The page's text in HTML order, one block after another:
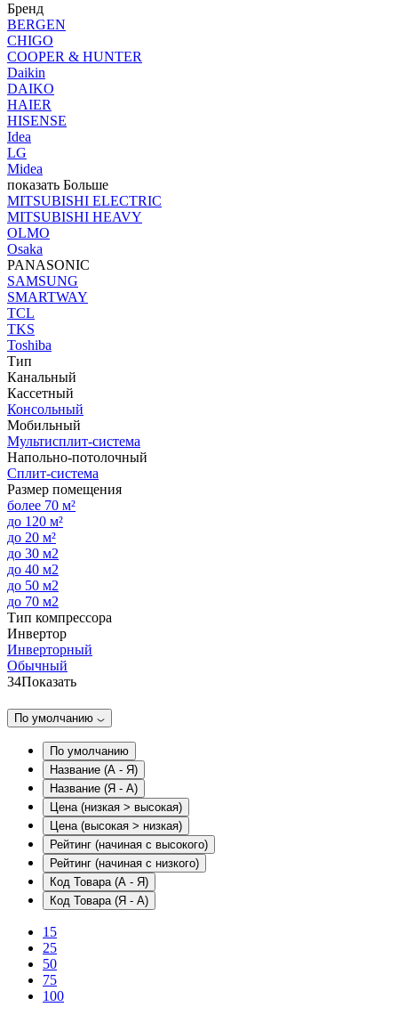
Бренд
BERGEN
CHIGO
COOPER & HUNTER
Daikin
DAIKO
HAIER
HISENSE
Idea
LG
Midea
показать Больше
MITSUBISHI ELECTRIC
MITSUBISHI HEAVY
OLMO
Osaka
PANASONIC
SAMSUNG
SMARTWAY
TCL
TKS
Toshiba
Тип
Канальный
Кассетный
Консольный
Мобильный
Мультисплит-система
Напольно-потолочный
Сплит-система
Размер помещения
более 70 м²
до 120 м²
до 20 м²
до 30 м2
до 40 м2
до 50 м2
до 70 м2
Тип компрессора
Инвертор
Инверторный
Обычный
34Показать
По умолчанию
По умолчанию
Название (А - Я)
Название (Я - А)
Цена (низкая > высокая)
Цена (высокая > низкая)
Рейтинг (начиная с высокого)
Рейтинг (начиная с низкого)
Код Товара (А - Я)
Код Товара (Я - А)
15
25
50
75
100